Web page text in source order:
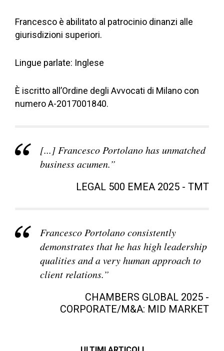
Francesco è abilitato al patrocinio dinanzi alle
giurisdizioni superiori.
Lingue parlate: Inglese
È iscritto all’Ordine degli Avvocati di Milano con
numero A-2017001840.
[...] Francesco Portolano has unmatched
business acumen.”
LEGAL 500 EMEA 2025 - TMT
Francesco Portolano consistently
demonstrates that he has high leadership
qualities and a very human approach to
client relations.”
CHAMBERS GLOBAL 2025 -
CORPORATE/M&A: MID MARKET